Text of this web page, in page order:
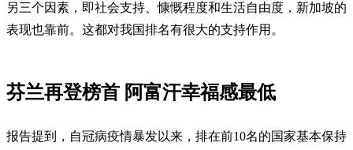
另三个因素，即社会支持、慷慨程度和生活自由度，新加坡的
表现也靠前。这都对我国排名有很大的支持作用。
芬兰再登榜首 阿富汗幸福感最低
报告提到，自冠病疫情暴发以来，排在前10名的国家基本保持